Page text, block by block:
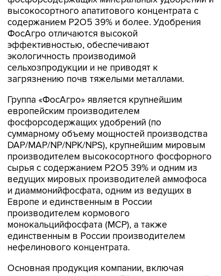
высокосортного апатитового концентрата с
содержанием P2O5 39% и более. Удобрения
ФосАгро отличаются высокой
эффективностью, обеспечивают
экологичность производимой
сельхозпродукции и не приводят к
загрязнению почв тяжелыми металлами.
Группа «ФосАгро» является крупнейшим
европейским производителем
фосфорсодержащих удобрений (по
суммарному объему мощностей производства
DAP/MAP/NP/NPK/NPS), крупнейшим мировым
производителем высокосортного фосфорного
сырья с содержанием P2O5 39% и одним из
ведущих мировых производителей аммофоса
и диаммонийфосфата, одним из ведущих в
Европе и единственным в России
производителем кормового
монокальцийфосфата (MCP), а также
единственным в России производителем
нефелинового концентрата.
Основная продукция компании, включая